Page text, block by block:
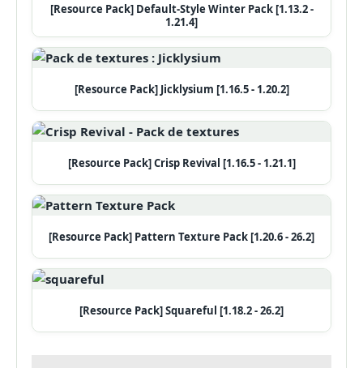
[Resource Pack] Default-Style Winter Pack [1.13.2 -
1.21.4]
[Resource Pack] Jicklysium [1.16.5 - 1.20.2]
[Resource Pack] Crisp Revival [1.16.5 - 1.21.1]
[Resource Pack] Pattern Texture Pack [1.20.6 - 26.2]
[Resource Pack] Squareful [1.18.2 - 26.2]